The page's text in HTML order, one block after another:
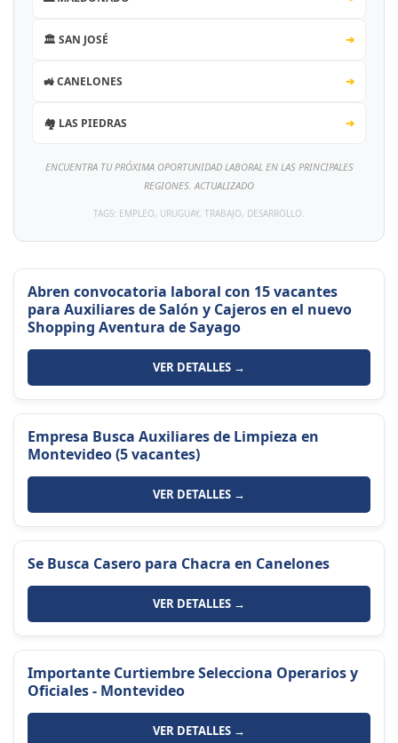
🏛️ SAN JOSÉ ➔
🚜 CANELONES ➔
🏘️ LAS PIEDRAS ➔
ENCUENTRA TU PRÓXIMA OPORTUNIDAD LABORAL EN LAS PRINCIPALES
REGIONES. ACTUALIZADO
TAGS: EMPLEO, URUGUAY, TRABAJO, DESARROLLO.
Abren convocatoria laboral con 15 vacantes
para Auxiliares de Salón y Cajeros en el nuevo
Shopping Aventura de Sayago
VER DETALLES →
Empresa Busca Auxiliares de Limpieza en
Montevideo (5 vacantes)
VER DETALLES →
Se Busca Casero para Chacra en Canelones
VER DETALLES →
Importante Curtiembre Selecciona Operarios y
Oficiales - Montevideo
VER DETALLES →